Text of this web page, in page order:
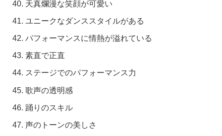
天真爛漫な笑顔が可愛い
ユニークなダンススタイルがある
パフォーマンスに情熱が溢れている
素直で正直
ステージでのパフォーマンス力
歌声の透明感
踊りのスキル
声のトーンの美しさ